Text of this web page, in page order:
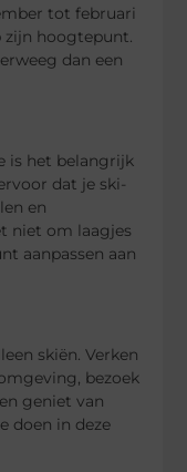
tot februari
hoogtepunt.
dan een
is het belangrijk
dat je ski-
en
niet om laagjes
aanpassen aan
skiën. Verken
bezoek
geniet van
doen in deze